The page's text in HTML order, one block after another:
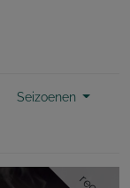
Seizoenen